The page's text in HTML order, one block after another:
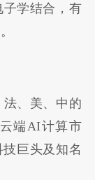
学结合，有
、美、中的
端AI计算市
巨头及知名